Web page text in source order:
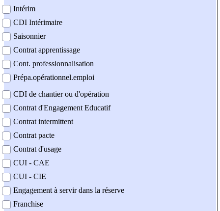
Intérim
CDI Intérimaire
Saisonnier
Contrat apprentissage
Cont. professionnalisation
Prépa.opérationnel.emploi
CDI de chantier ou d'opération
Contrat d'Engagement Educatif
Contrat intermittent
Contrat pacte
Contrat d'usage
CUI - CAE
CUI - CIE
Engagement à servir dans la réserve
Franchise